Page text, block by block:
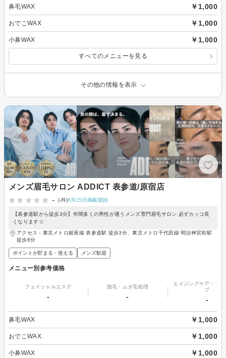
鼻毛WAX ￥1,000
おでこWAX ￥1,000
小鼻WAX ￥1,000
すべてのメニューを見る
その他の情報を表示
メンズ眉毛サロン ADDICT 表参道/原宿店
-
(-件)6月15日掲載開始
【表参道駅から徒歩3分】年間多くの男性が通うメンズ専門眉毛サロン 必ずカッコ良
くなります☆
アクセス：東京メトロ銀座線 表参道駅 徒歩3分、東京メトロ千代田線 明治神宮前駅
徒歩6分
ポイントが貯まる・使える メンズ歓迎
メニュー別参考価格
フェイシャルエステ
-
脱毛・ムダ毛処理
-
エイジングケア・リ
プ
-
鼻毛WAX ￥1,000
おでこWAX ￥1,000
小鼻WAX ￥1,000